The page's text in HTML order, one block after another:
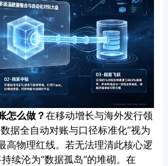
怎么做？在移动增长与海外发行领
据全自动对账与口径标准化”视为
高物理红线。若无法理清此核心逻
续沦为“数据孤岛”的堆砌。在